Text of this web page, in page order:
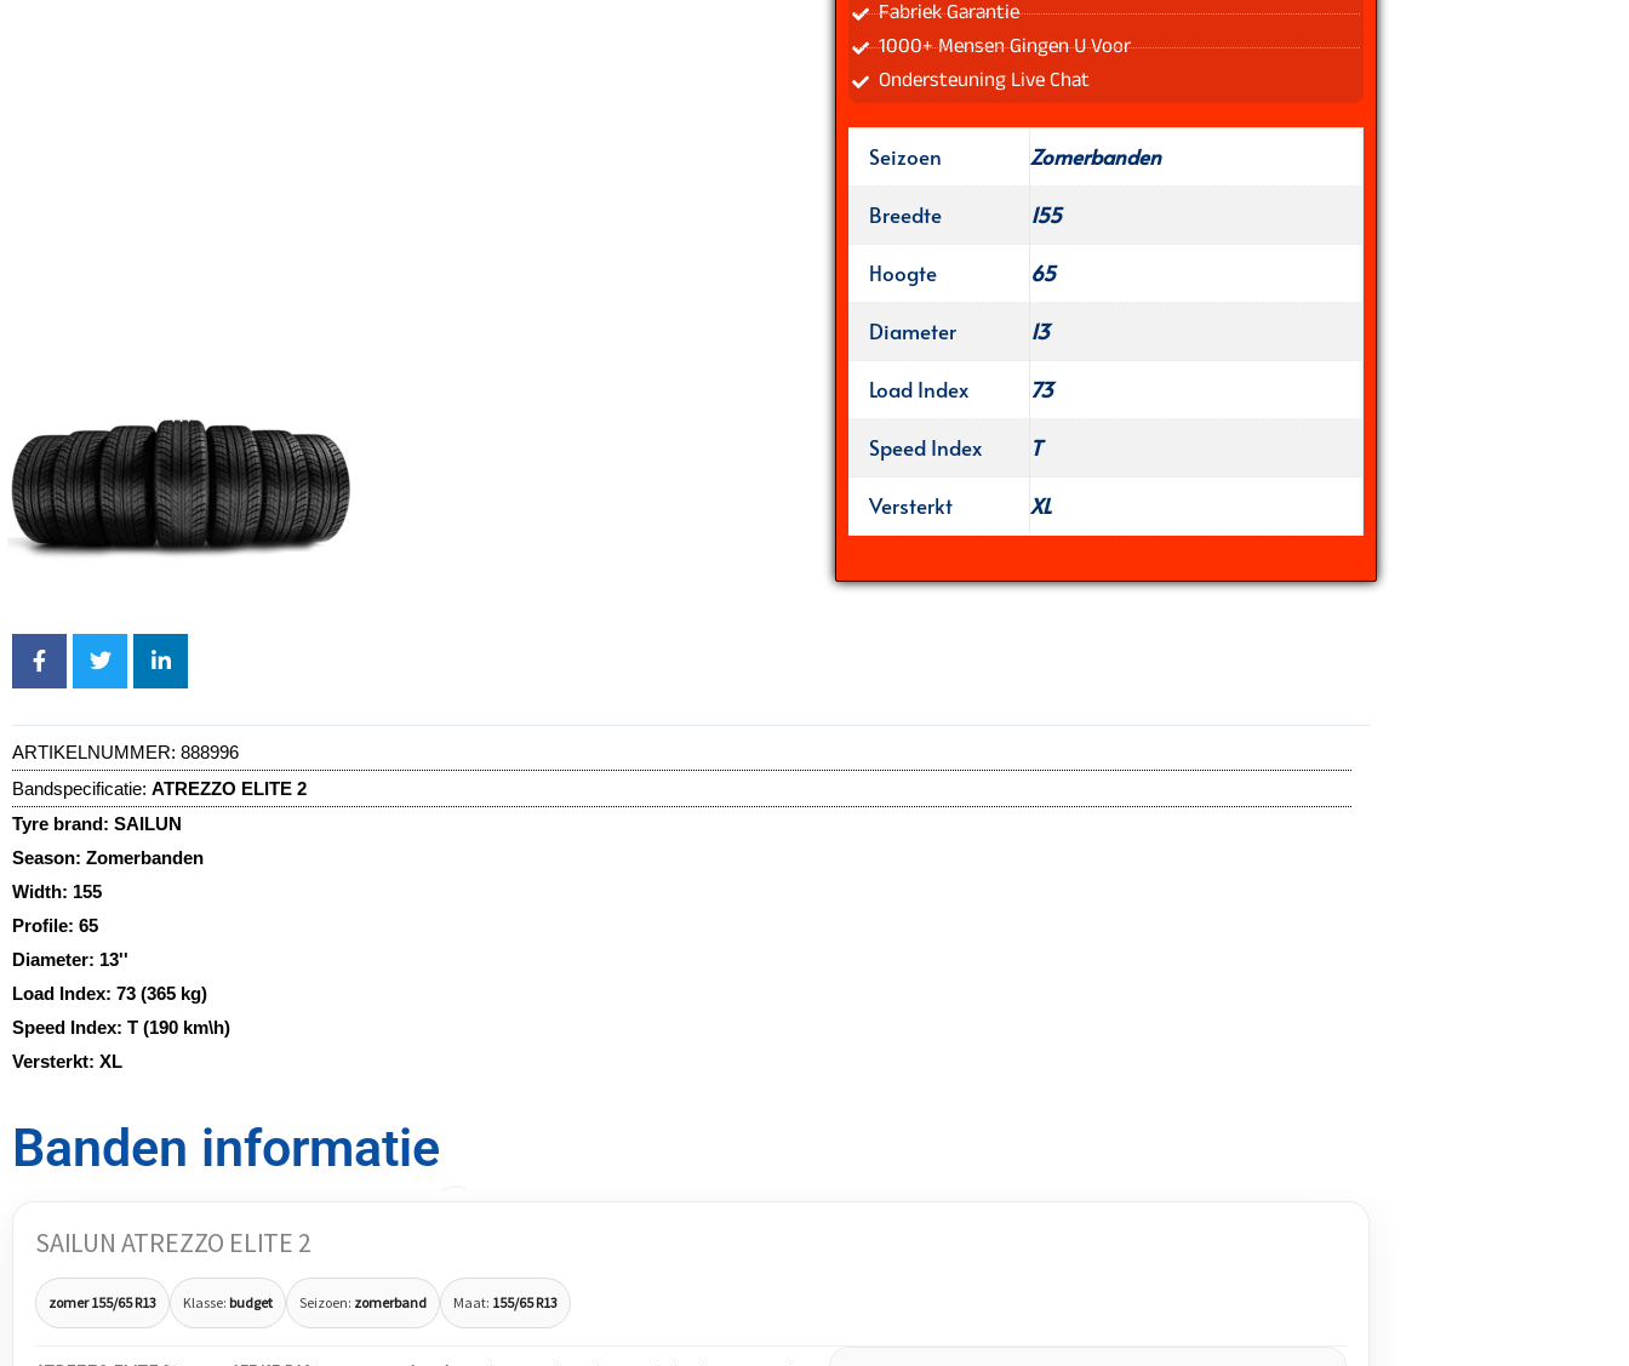
Fabriek Garantie
1000+ Mensen Gingen U Voor
Ondersteuning Live Chat
Seizoen
Zomerbanden
Breedte
155
Hoogte
65
Diameter
13
Load Index
73
Speed Index
T
Versterkt
XL
ARTIKELNUMMER: 888996
Bandspecificatie: ATREZZO ELITE 2
Tyre brand: SAILUN
Season: Zomerbanden
Width: 155
Profile: 65
Diameter: 13''
Load Index: 73 (365 kg)
Speed Index: T (190 km\h)
Versterkt: XL
Banden informatie
SAILUN ATREZZO ELITE 2
zomer 155/65 R13 Klasse: budget Seizoen: zomerband Maat: 155/65 R13